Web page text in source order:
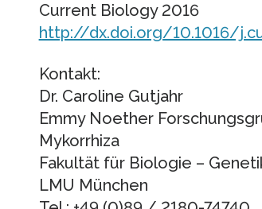
Current Biology 2016
http://dx.doi.org/10.1016/
Kontakt:
Dr. Caroline Gutjahr
Emmy Noether
Mykorrhiza
Fakultät für Biologie –
LMU München